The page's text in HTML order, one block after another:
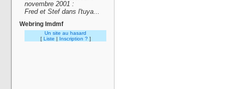
novembre 2001 :
Fred et Stef dans l'tuya...
Webring lmdmf
Un site au hasard
[ Liste | Inscription ? ]